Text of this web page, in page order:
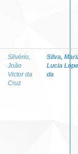
Silvério,
João
Victor da
Cruz
Silva,
Lucia
da